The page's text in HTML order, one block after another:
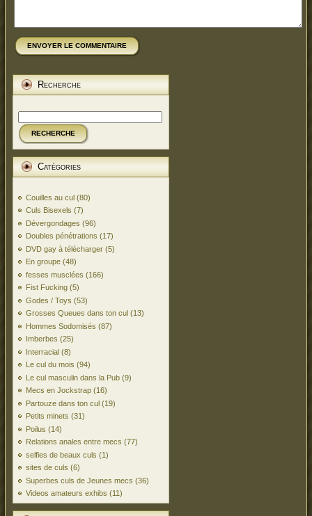
ENVOYER LE COMMENTAIRE
Recherche
RECHERCHE
Catégories
Couilles au cul (80)
Culs Bisexels (7)
Dévergondages (96)
Doubles pénétrations (17)
DVD gay à télécharger (5)
En groupe (48)
fesses musclées (166)
Fist Fucking (5)
Godes / Toys (53)
Grosses Queues dans ton cul (13)
Hommes Sodomisés (87)
Imberbes (25)
Interracial (8)
Le cul du mois (94)
Le cul masculin dans la Pub (9)
Mecs en Jockstrap (16)
Partouze dans ton cul (19)
Petits minets (31)
Poilus (14)
Relations anales entre mecs (77)
selfies de beaux culs (1)
sites de culs (6)
Superbes culs de Jeunes mecs (36)
Videos amateurs exhibs (11)